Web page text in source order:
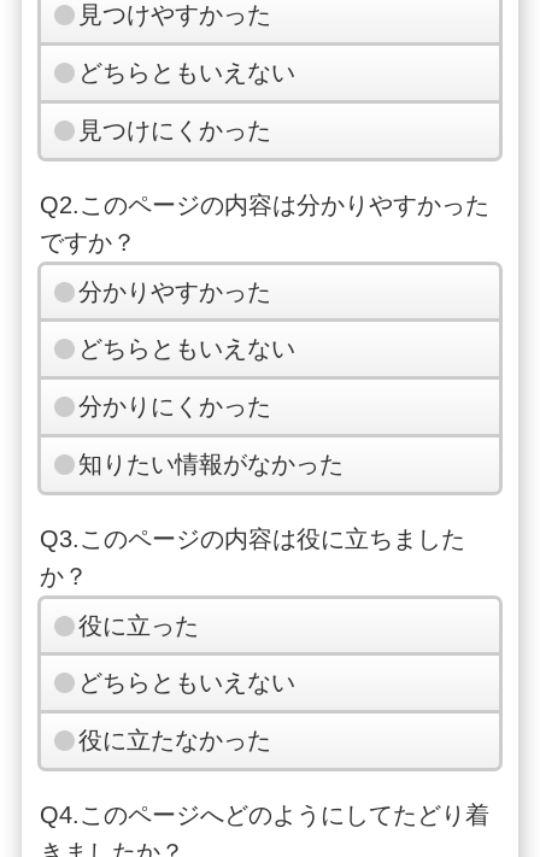
見つけやすかった
どちらともいえない
見つけにくかった
Q2.このページの内容は分かりやすかった
ですか？
分かりやすかった
どちらともいえない
分かりにくかった
知りたい情報がなかった
Q3.このページの内容は役に立ちました
か？
役に立った
どちらともいえない
役に立たなかった
Q4.このページへどのようにしてたどり着